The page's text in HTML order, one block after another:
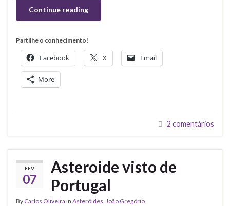
Continue reading
Partilhe o conhecimento!
Facebook X Email
More
2 comentários
FEV
07
Asteroide visto de
Portugal
By Carlos Oliveira in Asteróides João Gregório